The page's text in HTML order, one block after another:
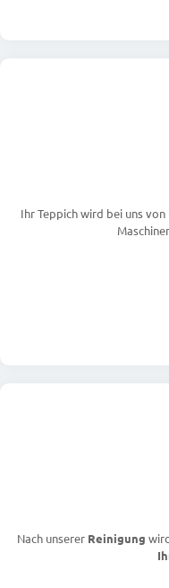
Ihr Teppich wird bei uns von
Nach unserer Reinigung